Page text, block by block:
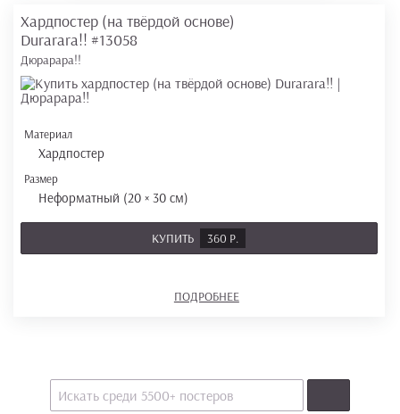
Хардпостер (на твёрдой основе)
Durarara!! #13058
Дюрарара!!
Материал
Хардпостер
Размер
Неформатный (20 × 30 см)
КУПИТЬ 360 Р.
ПОДРОБНЕЕ